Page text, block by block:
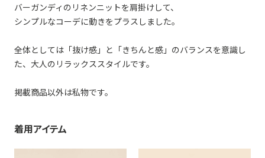
バーガンディのリネンニットを肩掛けして、
シンプルなコーデに動きをプラスしました。
全体としては「抜け感」と「きちんと感」のバランスを意識し
た、大人のリラックススタイルです。
掲載商品以外は私物です。
着用アイテム